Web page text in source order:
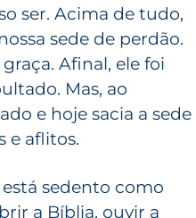
ser. Acima de tudo,
sede de perdão.
Afinal, ele foi
Mas, ao
e hoje sacia a sede
e aflitos.
sedento como
a Bíblia, ouvir a